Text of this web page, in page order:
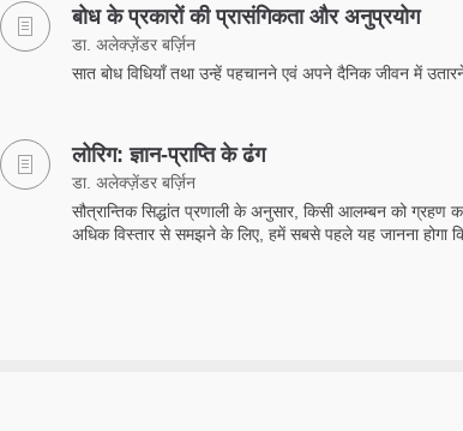
बोध के प्रकारों की प्रासंगिकता और अनुप्रयोग
डा. अलेक्ज़ेंडर बर्ज़िन
सात बोध विधियाँ तथा उन्हें पहचानने एवं अपने दैनिक जीवन में
लोरिग: ज्ञान-प्राप्ति के ढंग
डा. अलेक्ज़ेंडर बर्ज़िन
सौत्रान्तिक सिद्धांत प्रणाली के अनुसार, किसी आलम्बन को
अधिक विस्तार से समझने के लिए, हमें सबसे पहले यह जानना होगा कि